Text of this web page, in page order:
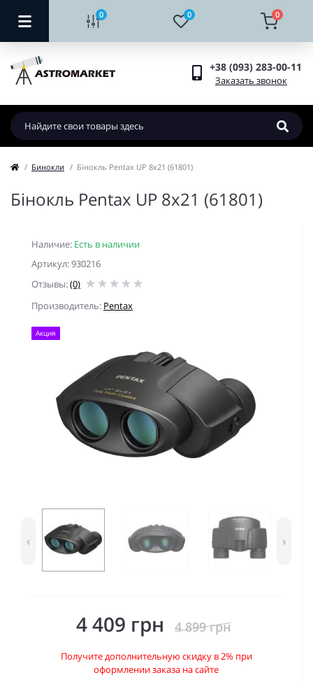
0 0 0
+38 (093) 283-00-11
Заказать звонок
Бинокли Бінокль Pentax UP 8x21 (61801)
Бінокль Pentax UP 8x21 (61801)
Наличие: Есть в наличии
Артикул: 930216
Отзывы:(0)
Производитель: Pentax
Акция
‹ ›
4 409 грн 4 899 грн
Получите дополнительную скидку в 2% при
оформлении заказа на сайте